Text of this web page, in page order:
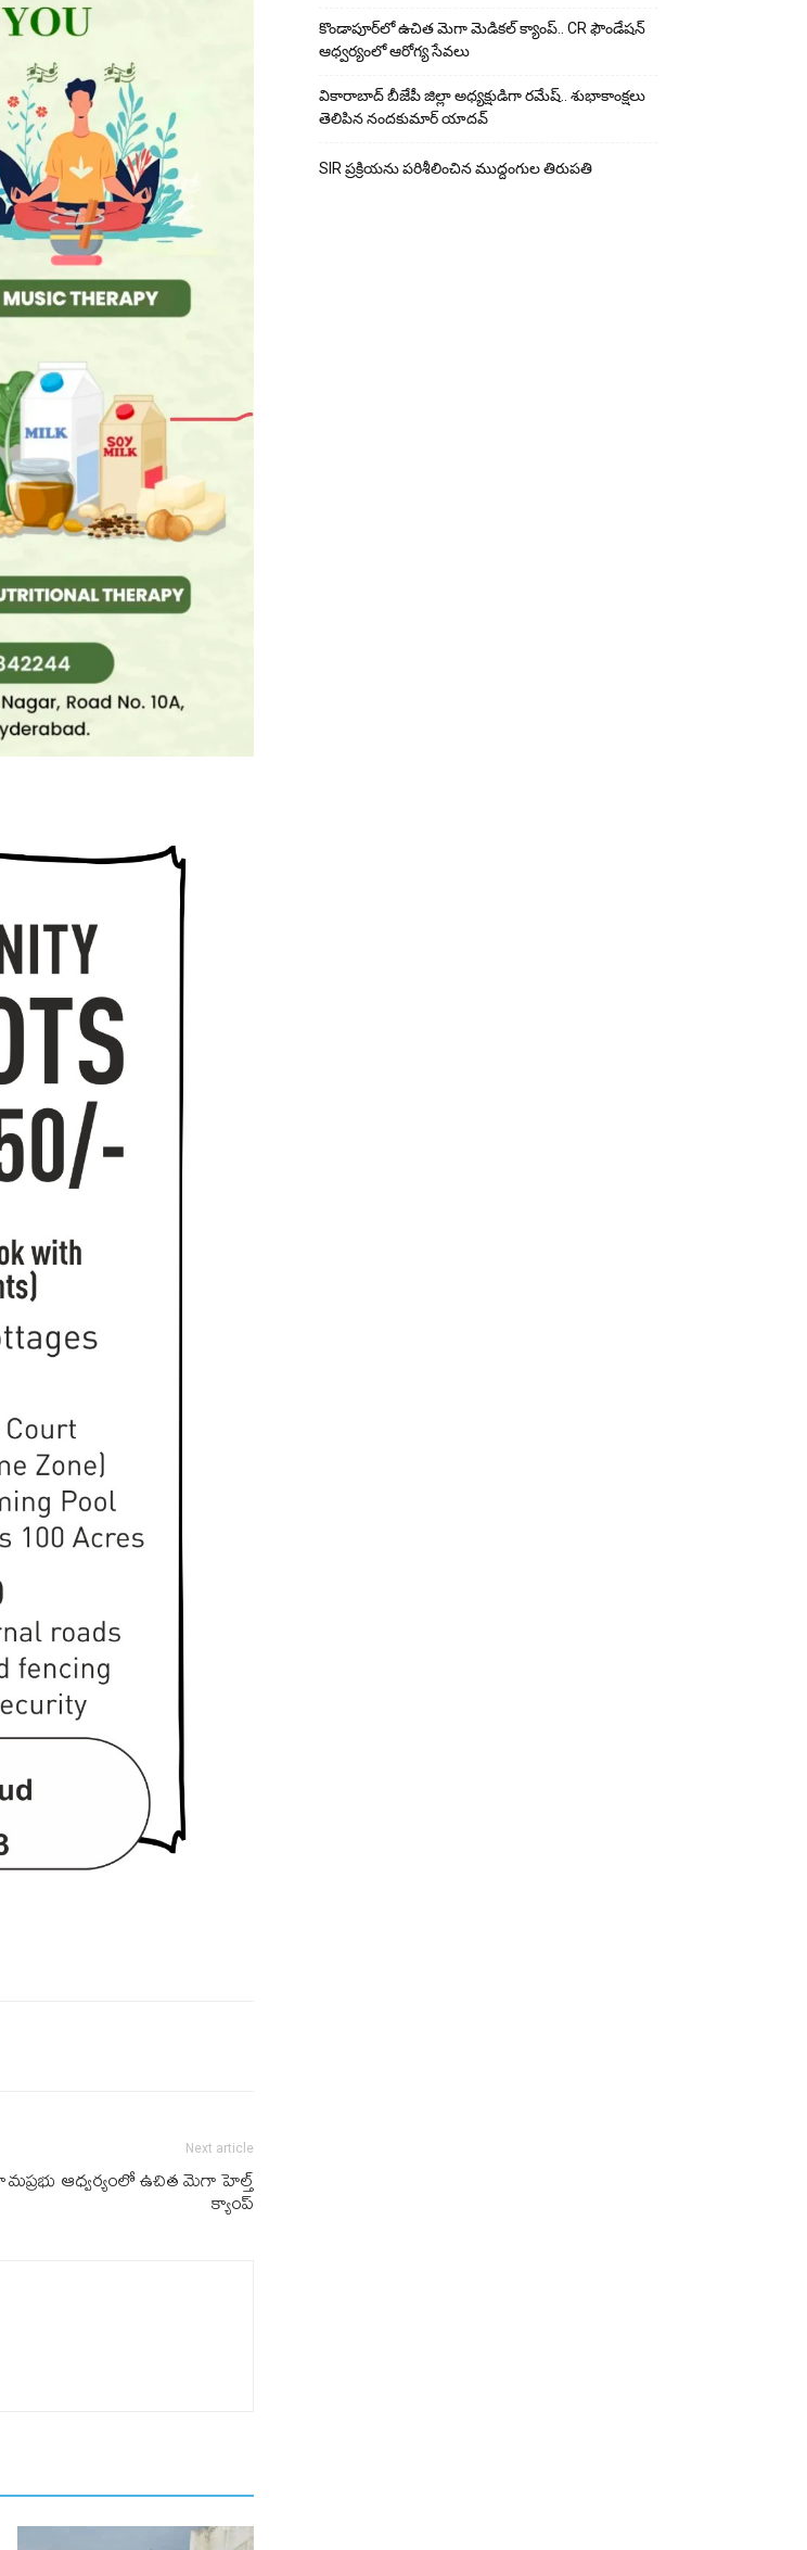
Next article
ఆధ్వర్యంలో ఉచిత మెగా హెల్త్
క్యాంప్
కొండాపూర్‌లో ఉచిత మెగా మెడికల్ క్యాంప్.. CR ఫౌండేషన్
ఆధ్వర్యంలో ఆరోగ్య సేవలు
వికారాబాద్ బీజేపీ జిల్లా అధ్యక్షుడిగా రమేష్‌.. శుభాకాంక్షలు
తెలిపిన నందకుమార్ యాదవ్
SIR ప్రక్రియను పరిశీలించిన ముద్దంగుల తిరుపతి